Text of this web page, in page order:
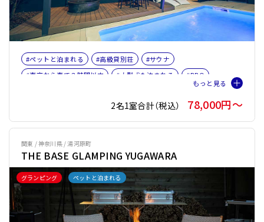
#ペットと泊まれる #高級貸別荘
#サウナ
#東京から車で３時間以内
#大型犬も泊まれる
#BBQ
#テントサウナ
2名1室合計（税込） 78,000円〜
グランピング ペットと泊まれる
関東 / 神奈川県 / 湯河原町
THE BASE GLAMPING YUGAWARA